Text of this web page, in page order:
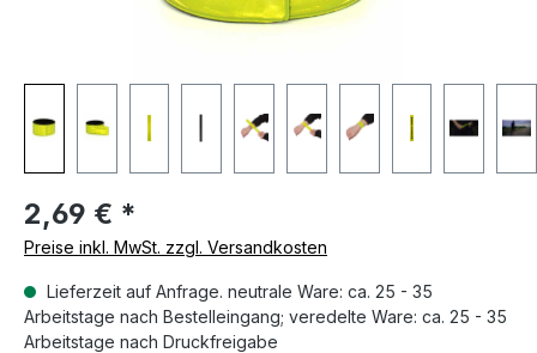
2,69 € *
Preise inkl. MwSt. zzgl. Versandkosten
Lieferzeit auf Anfrage. neutrale Ware: ca. 25 - 35
Arbeitstage nach Bestelleingang; veredelte Ware: ca. 25 - 35
Arbeitstage nach Druckfreigabe